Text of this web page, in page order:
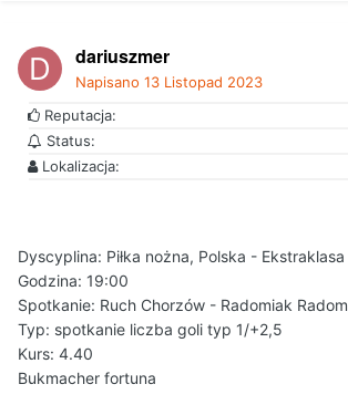
dariuszmer
Napisano 13 Listopad 2023
Reputacja:
Status:
Lokalizacja:
Dyscyplina: Piłka nożna, Polska - Ekstraklasa
Godzina: 19:00
Spotkanie: Ruch Chorzów - Radomiak Radom
Typ: spotkanie liczba goli typ 1/+2,5
Kurs: 4.40
Bukmacher fortuna